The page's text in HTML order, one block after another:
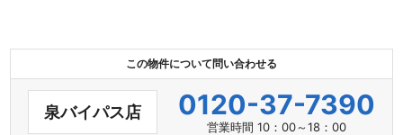
この物件について問い合わせる
泉バイパス店 0120-37-7390
営業時間 10：00～18：00